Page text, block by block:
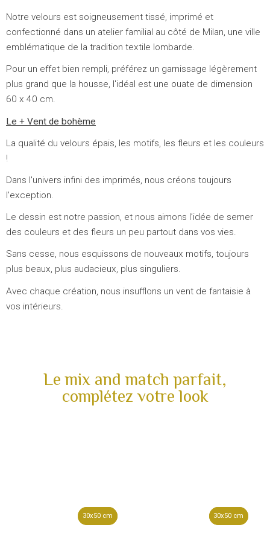
Notre velours est soigneusement tissé, imprimé et
confectionné dans un atelier familial au côté de Milan, une ville
emblématique de la tradition textile lombarde.
Pour un effet bien rempli, préférez un garnissage légèrement
plus grand que la housse, l'idéal est une ouate de dimension
60 x 40 cm.
Le + Vent de bohème
La qualité du velours épais, les motifs, les fleurs et les couleurs
!
Dans l'univers infini des imprimés, nous créons toujours
l'exception.
Le dessin est notre passion, et nous aimons l’idée de semer
des couleurs et des fleurs un peu partout dans vos vies.
Sans cesse, nous esquissons de nouveaux motifs, toujours
plus beaux, plus audacieux, plus singuliers.
Avec chaque création, nous insufflons un vent de fantaisie à
vos intérieurs.
Le mix and match parfait,
complétez votre look
30x50 cm
30x50 cm 30x50 cm
30x50 cm